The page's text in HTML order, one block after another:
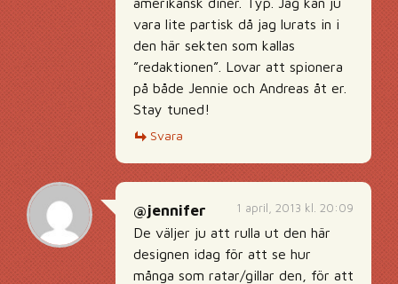
vara lite partisk då jag lurats in i
den här sekten som kallas
”redaktionen”. Lovar att spionera
på både Jennie och Andreas åt er.
Stay tuned!
Svara
1 april, 2013 kl. 20:09
@jennifer
De väljer ju att rulla ut den här
designen idag för att se hur
många som ratar/gillar den, för att